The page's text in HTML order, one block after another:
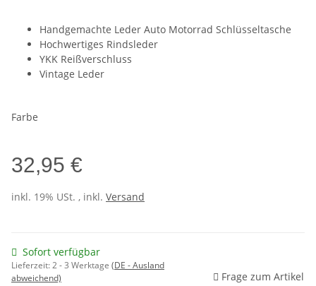
Handgemachte Leder Auto Motorrad Schlüsseltasche
Hochwertiges Rindsleder
YKK Reißverschluss
Vintage Leder
Farbe
32,95 €
inkl. 19% USt. , inkl. Versand
Sofort verfügbar
Lieferzeit:2 - 3 Werktage (DE - Ausland
abweichend)
Frage zum Artikel